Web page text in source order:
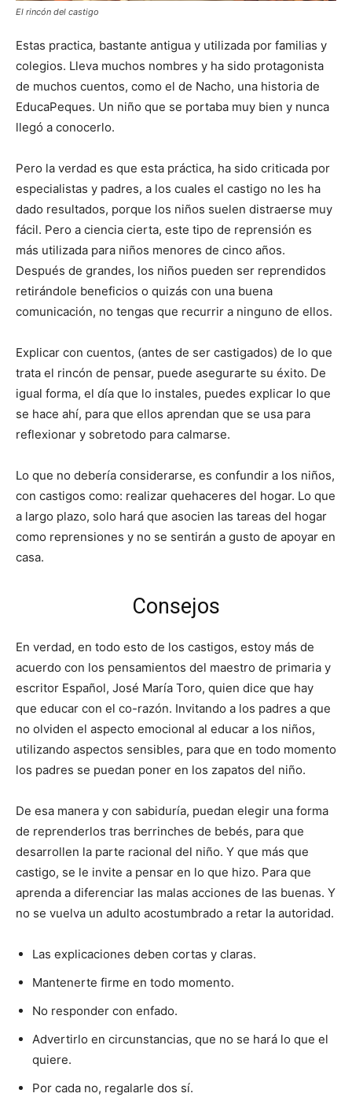
El rincón del castigo
Estas practica, bastante antigua y utilizada por familias y
colegios. Lleva muchos nombres y ha sido protagonista
de muchos cuentos, como el de Nacho, una historia de
EducaPeques. Un niño que se portaba muy bien y nunca
llegó a conocerlo.
Pero la verdad es que esta práctica, ha sido criticada por
especialistas y padres, a los cuales el castigo no les ha
dado resultados, porque los niños suelen distraerse muy
fácil. Pero a ciencia cierta, este tipo de reprensión es
más utilizada para niños menores de cinco años.
Después de grandes, los niños pueden ser reprendidos
retirándole beneficios o quizás con una buena
comunicación, no tengas que recurrir a ninguno de ellos.
Explicar con cuentos, (antes de ser castigados) de lo que
trata el rincón de pensar, puede asegurarte su éxito. De
igual forma, el día que lo instales, puedes explicar lo que
se hace ahí, para que ellos aprendan que se usa para
reflexionar y sobretodo para calmarse.
Lo que no debería considerarse, es confundir a los niños,
con castigos como: realizar quehaceres del hogar. Lo que
a largo plazo, solo hará que asocien las tareas del hogar
como reprensiones y no se sentirán a gusto de apoyar en
casa.
Consejos
En verdad, en todo esto de los castigos, estoy más de
acuerdo con los pensamientos del maestro de primaria y
escritor Español, José María Toro, quien dice que hay
que educar con el co-razón. Invitando a los padres a que
no olviden el aspecto emocional al educar a los niños,
utilizando aspectos sensibles, para que en todo momento
los padres se puedan poner en los zapatos del niño.
De esa manera y con sabiduría, puedan elegir una forma
de reprenderlos tras berrinches de bebés, para que
desarrollen la parte racional del niño. Y que más que
castigo, se le invite a pensar en lo que hizo. Para que
aprenda a diferenciar las malas acciones de las buenas. Y
no se vuelva un adulto acostumbrado a retar la autoridad.
Las explicaciones deben cortas y claras.
Mantenerte firme en todo momento.
No responder con enfado.
Advertirlo en circunstancias, que no se hará lo que el
quiere.
Por cada no, regalarle dos sí.